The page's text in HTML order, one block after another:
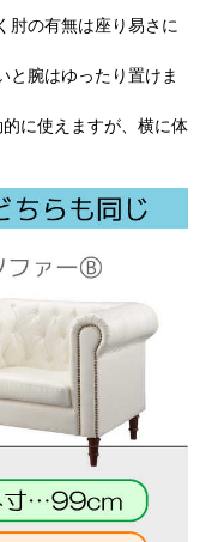
肘の有無は座り易さに
と腕はゆったり置けま
に使えますが、横に体